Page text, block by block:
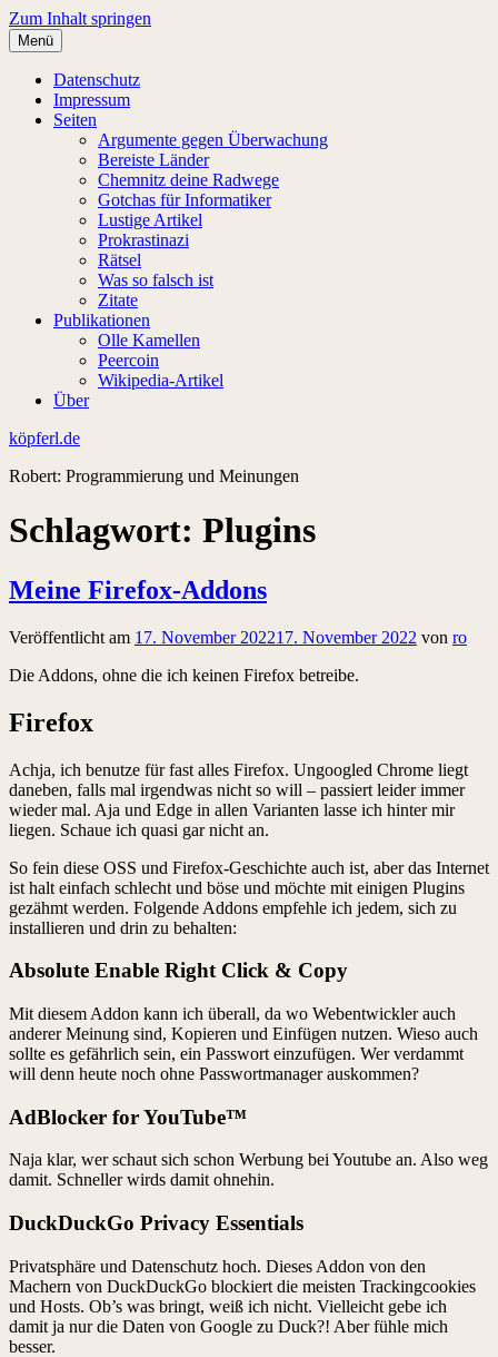
Zum Inhalt springen
Menü
Datenschutz
Impressum
Seiten
Argumente gegen Überwachung
Bereiste Länder
Chemnitz deine Radwege
Gotchas für Informatiker
Lustige Artikel
Prokrastinazi
Rätsel
Was so falsch ist
Zitate
Publikationen
Olle Kamellen
Peercoin
Wikipedia-Artikel
Über
köpferl.de
Robert: Programmierung und Meinungen
Schlagwort: Plugins
Meine Firefox-Addons
Veröffentlicht am 17. November 202217. November 2022 von ro
Die Addons, ohne die ich keinen Firefox betreibe.
Firefox
Achja, ich benutze für fast alles Firefox. Ungoogled Chrome liegt
daneben, falls mal irgendwas nicht so will – passiert leider immer
wieder mal. Aja und Edge in allen Varianten lasse ich hinter mir
liegen. Schaue ich quasi gar nicht an.
So fein diese OSS und Firefox-Geschichte auch ist, aber das Internet
ist halt einfach schlecht und böse und möchte mit einigen Plugins
gezähmt werden. Folgende Addons empfehle ich jedem, sich zu
installieren und drin zu behalten:
Absolute Enable Right Click & Copy
Mit diesem Addon kann ich überall, da wo Webentwickler auch
anderer Meinung sind, Kopieren und Einfügen nutzen. Wieso auch
sollte es gefährlich sein, ein Passwort einzufügen. Wer verdammt
will denn heute noch ohne Passwortmanager auskommen?
AdBlocker for YouTube™
Naja klar, wer schaut sich schon Werbung bei Youtube an. Also weg
damit. Schneller wirds damit ohnehin.
DuckDuckGo Privacy Essentials
Privatsphäre und Datenschutz hoch. Dieses Addon von den
Machern von DuckDuckGo blockiert die meisten Trackingcookies
und Hosts. Ob’s was bringt, weiß ich nicht. Vielleicht gebe ich
damit ja nur die Daten von Google zu Duck?! Aber fühle mich
besser.